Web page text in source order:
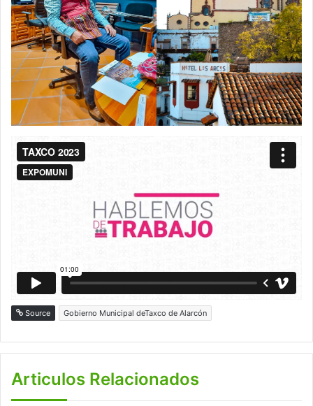
Source Gobierno Municipal deTaxco de Alarcón
Articulos Relacionados